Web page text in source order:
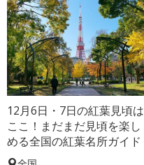
12月6日・7日の紅葉見頃は
ここ！まだまだ見頃を楽し
める全国の紅葉名所ガイド